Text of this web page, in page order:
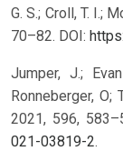
G. S.; Croll, T. I.;
70–82. DOI:
Jumper, J.;
Ronneberger, O;
2021, 596,
021-03819-2.